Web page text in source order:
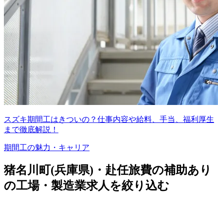
スズキ期間工はきついの？仕事内容や給料、手当、福利厚生
まで徹底解説！
期間工の魅力・キャリア
猪名川町(兵庫県)・赴任旅費の補助あり
の工場・製造業求人を絞り込む